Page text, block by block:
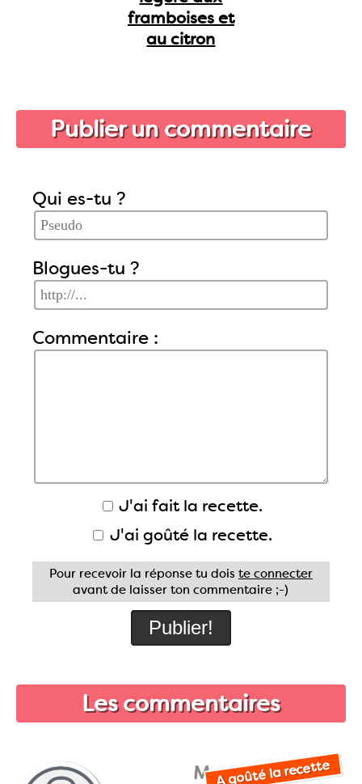
framboises et
au citron
Publier un commentaire
Qui es-tu ?
Blogues-tu ?
Commentaire :
J'ai fait la recette.
J'ai goûté la recette.
Pour recevoir la réponse tu dois te connecter
avant de laisser ton commentaire ;-)
Les commentaires
Manue!
A goûté la recette